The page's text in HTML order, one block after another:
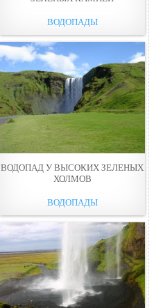
ВОДОПАДЫ
ВОДОПАД У ВЫСОКИХ ЗЕЛЕНЫХ
ХОЛМОВ
ВОДОПАДЫ